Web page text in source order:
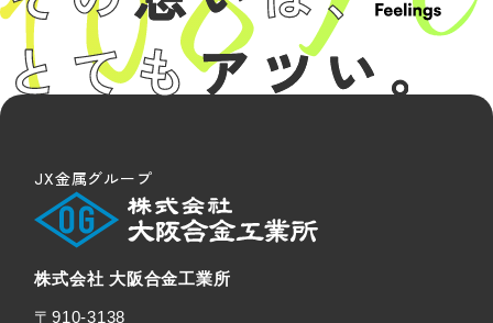
JX金属グループ
株式会社 大阪合金工業所
〒910-3138